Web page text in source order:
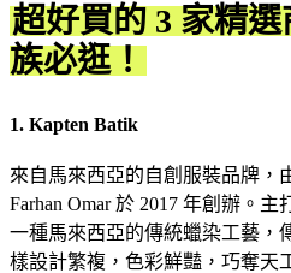
超好買的 3 家精
族必逛！
1. Kapten Batik
來自馬來西亞的自創服裝品牌，
Farhan Omar 於 2017 年創辦。
一種馬來西亞的傳統蠟染工藝，
樣設計繁複，色彩鮮豔，巧奪天